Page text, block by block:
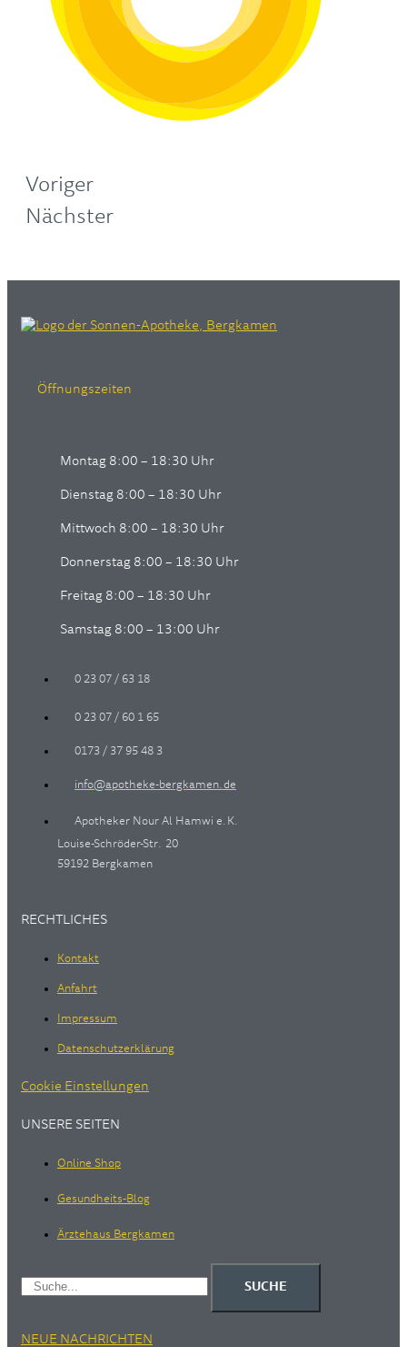
Voriger
Nächster
Öffnungszeiten
Montag 8:00 – 18:30 Uhr
Dienstag 8:00 – 18:30 Uhr
Mittwoch 8:00 – 18:30 Uhr
Donnerstag 8:00 – 18:30 Uhr
Freitag 8:00 – 18:30 Uhr
Samstag 8:00 – 13:00 Uhr
0 23 07 / 63 18
0 23 07 / 60 1 65
0173 / 37 95 48 3
info@apotheke-bergkamen.de
Apotheker Nour Al Hamwi e.K.
Louise-Schröder-Str. 20
59192 Bergkamen
RECHTLICHES
Kontakt
Anfahrt
Impressum
Datenschutzerklärung
Cookie Einstellungen
UNSERE SEITEN
Online Shop
Gesundheits-Blog
Ärztehaus Bergkamen
SUCHE
NEUE NACHRICHTEN